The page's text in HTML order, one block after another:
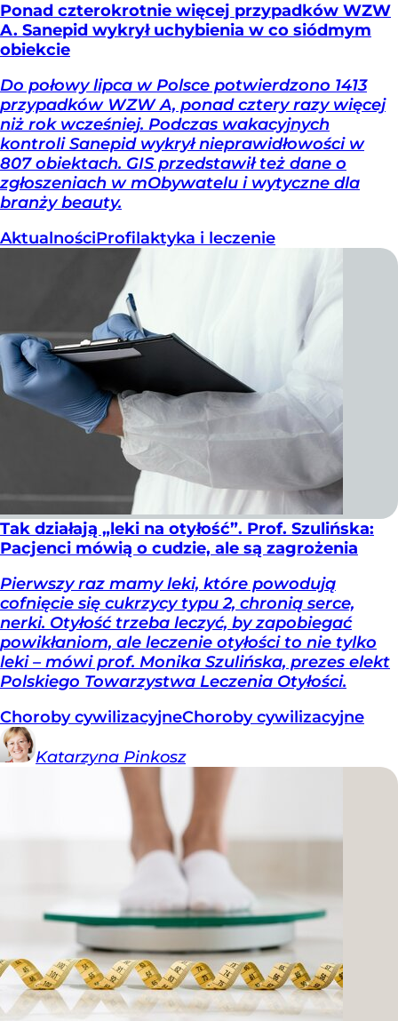
Ponad czterokrotnie więcej przypadków WZW
A. Sanepid wykrył uchybienia w co siódmym
obiekcie
Do połowy lipca w Polsce potwierdzono 1413
przypadków WZW A, ponad cztery razy więcej
niż rok wcześniej. Podczas wakacyjnych
kontroli Sanepid wykrył nieprawidłowości w
807 obiektach. GIS przedstawił też dane o
zgłoszeniach w mObywatelu i wytyczne dla
branży beauty.
AktualnościProfilaktyka i leczenie
Tak działają „leki na otyłość”. Prof. Szulińska:
Pacjenci mówią o cudzie, ale są zagrożenia
Pierwszy raz mamy leki, które powodują
cofnięcie się cukrzycy typu 2, chronią serce,
nerki. Otyłość trzeba leczyć, by zapobiegać
powikłaniom, ale leczenie otyłości to nie tylko
leki – mówi prof. Monika Szulińska, prezes elekt
Polskiego Towarzystwa Leczenia Otyłości.
Choroby cywilizacyjneChoroby cywilizacyjne
Katarzyna Pinkosz